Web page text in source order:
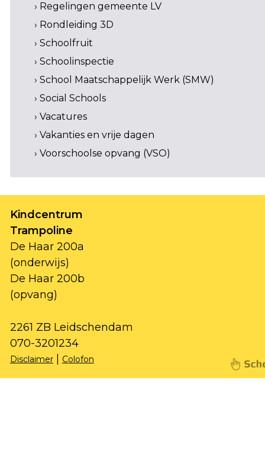
› Regelingen gemeente LV
› Rondleiding 3D
› Schoolfruit
› Schoolinspectie
› School Maatschappelijk Werk (SMW)
› Social Schools
› Vacatures
› Vakanties en vrije dagen
› Voorschoolse opvang (VSO)
Kindcentrum
Trampoline
De Haar 200a
(onderwijs)
De Haar 200b
(opvang)
2261 ZB Leidschendam
070-3201234
Disclaimer| Colofon